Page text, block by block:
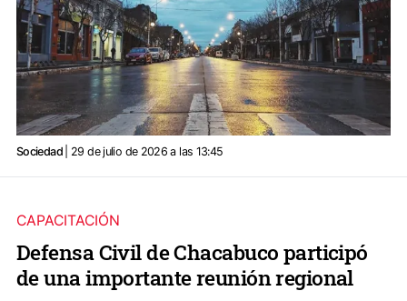
Sociedad | 29 de julio de 2026 a las 13:45
CAPACITACIÓN
Defensa Civil de Chacabuco participó
de una importante reunión regional